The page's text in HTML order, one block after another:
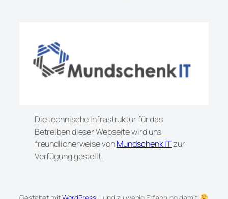
Die technische Infrastruktur für das
Betreiben dieser Webseite wird uns
freundlicherweise vonMundschenk ITzur
Verfügung gestellt.